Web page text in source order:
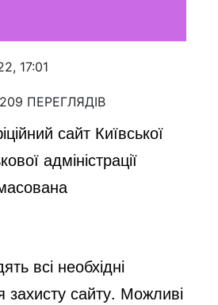
17:01
ПЕРЕГЛЯДІВ
сайт Київської
адміністрації
всі необхідні
захисту сайту. Можливі